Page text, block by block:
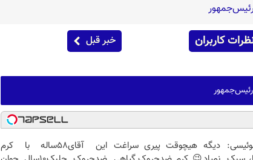
کاربران خبر قبل
دیگه هیچوقت پیری سراغت
این آقای58ساله با کرم